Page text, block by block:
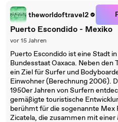
theworldoftravel2
Puerto Escondido - Mexiko
vor 15 Jahren
Puerto Escondido ist eine Stadt
Bundesstaat Oaxaca. Neben den
ein Ziel für Surfer und
Einwohner (Berechnung 2006).
1950er Jahren von Surfern
gemäßigte touristische
berühmt für die sogenannte Mex
Zicatela, die zusammen mit einer